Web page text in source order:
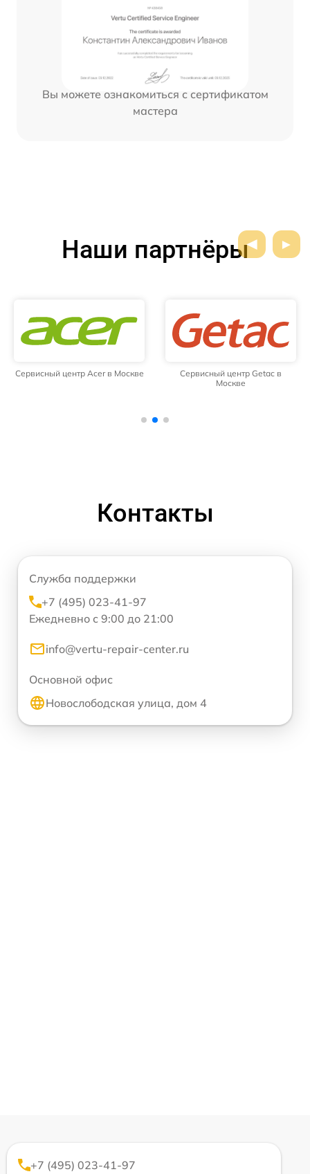
Вы можете ознакомиться с сертификатом
мастера
Наши партнёры
Сервисный центр Acer в Москве
Сервисный центр Getac в
Москве
Контакты
Служба поддержки
+7 (495) 023-41-97
Ежедневно с 9:00 до 21:00
info@vertu-repair-center.ru
Основной офис
Новослободская улица, дом 4
+7 (495) 023-41-97